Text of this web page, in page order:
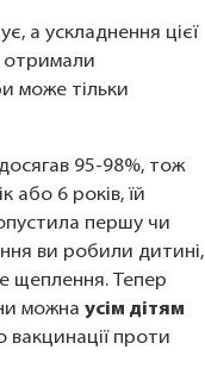
а ускладнення цієї
отримали
може тільки
95-98%, тож
або 6 років, їй
першу чи
ви робили дитині,
щеплення. Тепер
можна усім дітям
проти